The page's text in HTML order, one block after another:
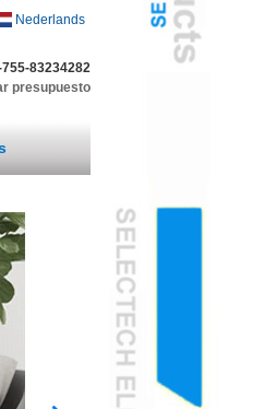
83234282
presupuesto
Nederlands